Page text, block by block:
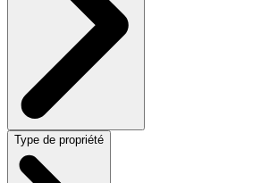
Type de propriété